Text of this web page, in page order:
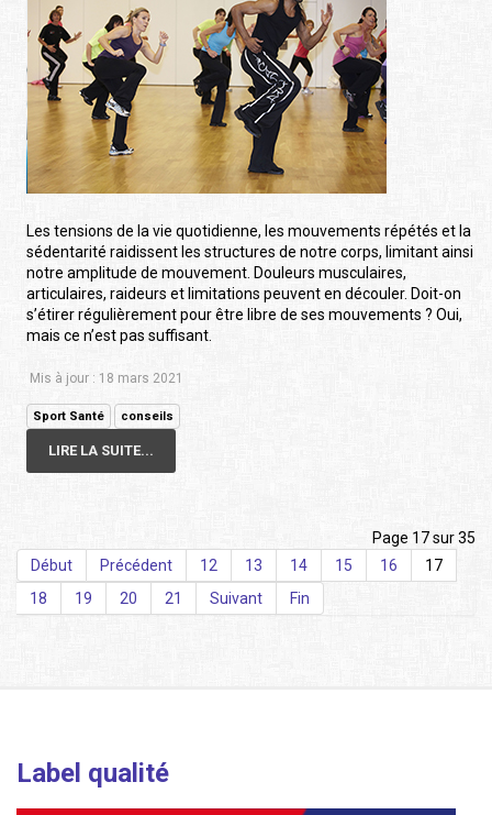
Les tensions de la vie quotidienne, les mouvements répétés et la
sédentarité raidissent les structures de notre corps, limitant ainsi
notre amplitude de mouvement. Douleurs musculaires,
articulaires, raideurs et limitations peuvent en découler. Doit-on
s’étirer régulièrement pour être libre de ses mouvements ? Oui,
mais ce n’est pas suffisant.
Mis à jour : 18 mars 2021
Sport Santé conseils
LIRE LA SUITE...
Page 17 sur 35
Début
Précédent 12 13 14 15 16
17
18
19 20 21 Suivant Fin
Label qualité